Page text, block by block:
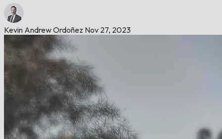
Kevin Andrew Ordoñez Nov 27, 2023